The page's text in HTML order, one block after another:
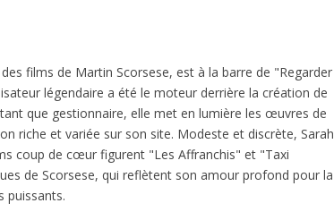
films de Martin Scorsese, est à la barre de "Regarder
légendaire a été le moteur derrière la création de
que gestionnaire, elle met en lumière les œuvres de
riche et variée sur son site. Modeste et discrète, Sarah
coup de cœur figurent "Les Affranchis" et "Taxi
de Scorsese, qui reflètent son amour profond pour la
puissants.